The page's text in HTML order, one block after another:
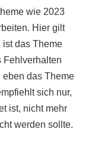
wie 2023
Hier gilt
das Theme
Fehlverhalten
eben das Theme
sich nur,
ist, nicht mehr
werden sollte.